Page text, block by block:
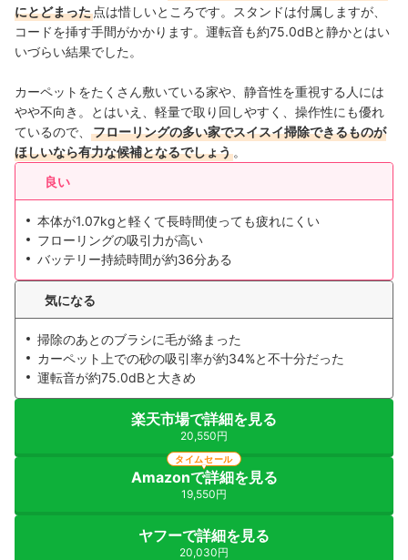
にとどまった 点は惜しいところです。スタンドは付属しますが、
コードを挿す手間がかかります。運転音も約75.0dBと静かとはい
いづらい結果でした。
カーペットをたくさん敷いている家や、静音性を重視する人には
やや不向き。とはいえ、軽量で取り回しやすく、操作性にも優れ
ているので、
フローリングの多い家でスイスイ掃除できるものが
ほしいなら有力な候補となるでしょう 。
良い
本体が1.07kgと軽くて長時間使っても疲れにくい
フローリングの吸引力が高い
バッテリー持続時間が約36分ある
気になる
掃除のあとのブラシに毛が絡まった
カーペット上での砂の吸引率が約34%と不十分だった
運転音が約75.0dBと大きめ
楽天市場で詳細を見る
20,550円
Amazonで詳細を見る
19,550円
タイムセール
ヤフーで詳細を見る
20,030円